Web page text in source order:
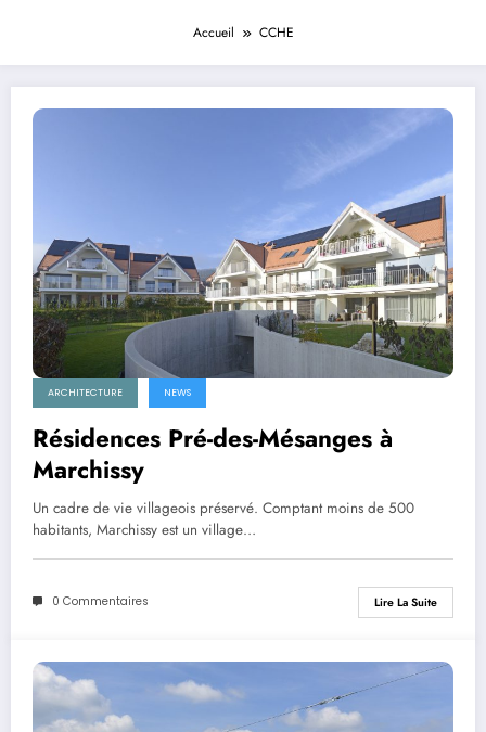
Accueil CCHE
ARCHITECTURE NEWS
Résidences Pré-des-Mésanges à
Marchissy
Un cadre de vie villageois préservé. Comptant moins de 500
habitants, Marchissy est un village…
0 Commentaires Lire La Suite